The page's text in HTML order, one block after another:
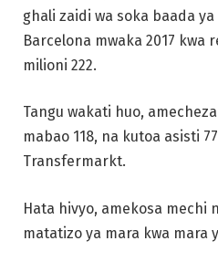
ghali zaidi wa soka baada
Barcelona mwaka 2017 kwa
milioni 222.
Tangu wakati huo,
mabao 118, na kutoa asisti
Transfermarkt.
Hata hivyo, amekosa mechi
matatizo ya mara kwa mara